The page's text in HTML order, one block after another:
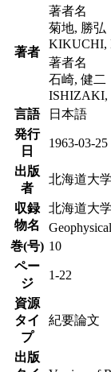
著者
著者名
菊地, 勝弘
KIKUCHI,
著者名
石崎, 健二
ISHIZAKI,
言語
日本語
発行
日
1963-03-25
出版
者
北海道大
収録
物名
北海道大
巻(号) 10
ペー
ジ
1-22
資源
タイ
プ
紀要論文
出版